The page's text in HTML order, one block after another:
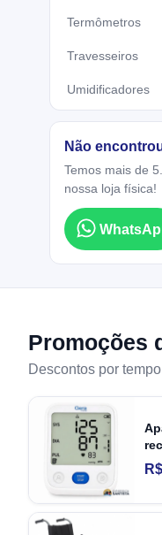
Termômetros
Travesseiros
Umidificadores
Não
Temos mais de
nossa loja física!
Promoções
Descontos por